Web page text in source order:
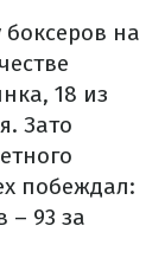
на
18 из
Зато
побеждал:
– 93 за